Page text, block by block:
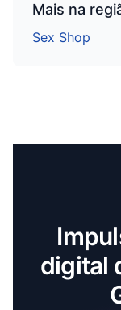
Mais na
Sex Shop
digital